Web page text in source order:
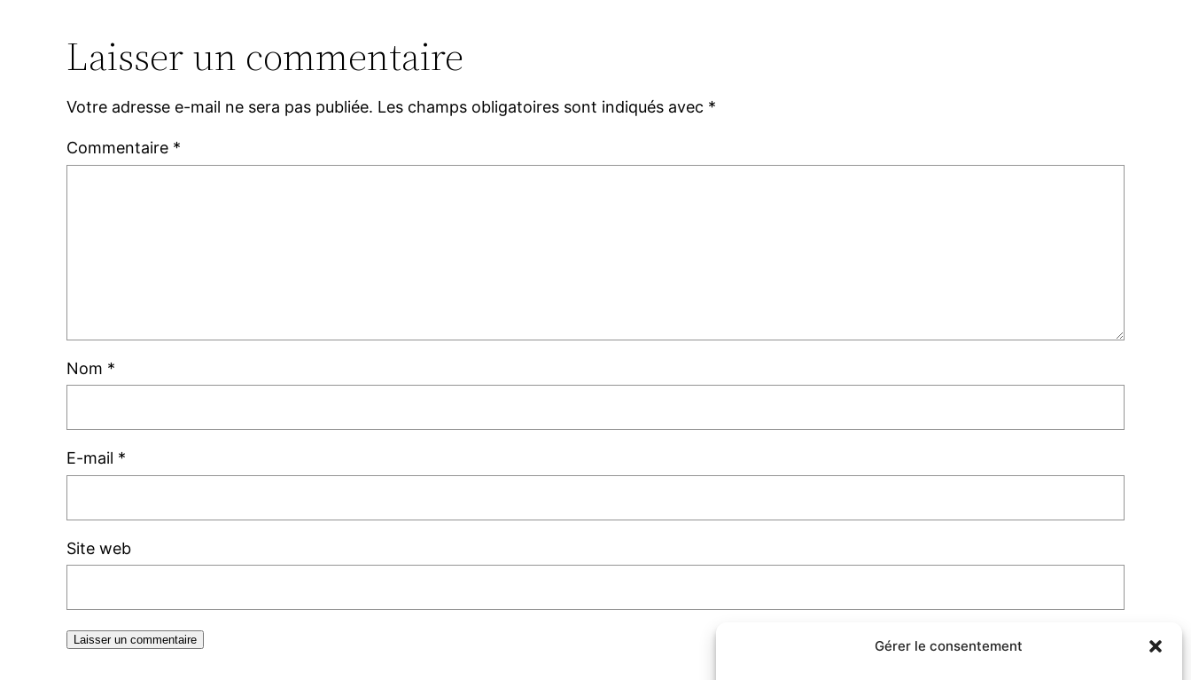
Gérer le consentement
Laisser un commentaire
Votre adresse e-mail ne sera pas publiée. Les champs obligatoires sont indiqués avec *
Commentaire *
Nom *
E-mail *
Site web